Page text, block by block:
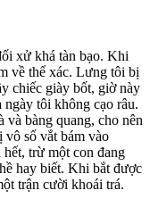
xử khá tàn bạo. Khi
về thể xác. Lưng tôi bị
chiếc giày bốt, giờ này
tôi không cạo râu.
bàng quang, cho nên
vô số vắt bám vào
trừ một con đang
hay biết. Khi bắt được
trận cười khoái trá.